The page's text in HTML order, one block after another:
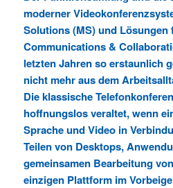
moderner
Solutions (MS) und Lösungen
Communications &
letzten Jahren so erstaunlich
nicht mehr aus dem
Die klassische
hoffnungslos veraltet, wenn
Sprache und Video in
Teilen von Desktops,
gemeinsamen Bearbeitung
einzigen Plattform im